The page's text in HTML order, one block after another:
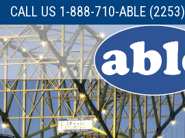
CALL US 1-888-710-ABLE (2253)